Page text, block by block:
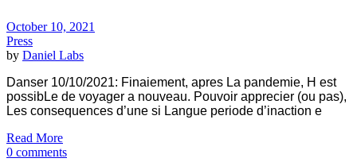
October 10, 2021
Press
by Daniel Labs
Danser 10/10/2021: Finaiement, apres La pandemie, H est
possibLe de voyager a nouveau. Pouvoir apprecier (ou pas),
Les consequences d’une si Langue periode d’inaction e
Read More
0 comments